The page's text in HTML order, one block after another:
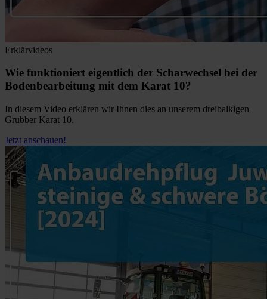
Erklärvideos
Wie funktioniert eigentlich der Scharwechsel bei der
Bodenbearbeitung mit dem Karat 10?
In diesem Video erklären wir Ihnen dies an unserem dreibalkigen
Grubber Karat 10.
Jetzt anschauen!